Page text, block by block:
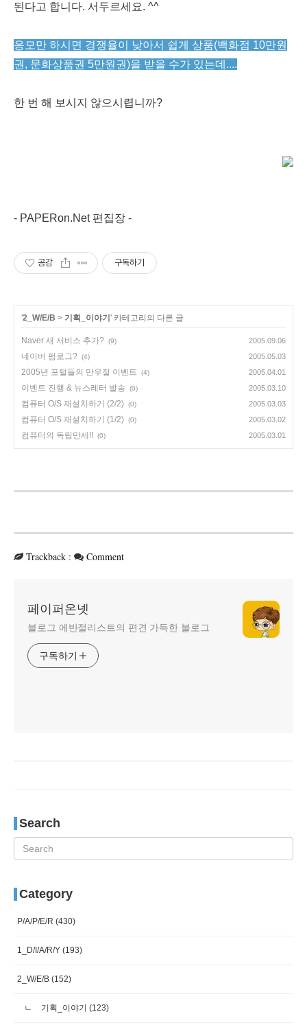
된다고 합니다. 서두르세요. ^^
응모만 하시면 경쟁율이 낮아서 쉽게 상품(백화점 10만원
권, 문화상품권 5만원권)을 받을 수가 있는데....
한 번 해 보시지 않으시렵니까?
- PAPERon.Net 편집장 -
공감 구독하기
'2_W/E/B > 기획_이야기 ' 카테고리의 다른 글
Naver 새 서비스 추가? (9) 2005.09.06
네이버 펌로그? (4) 2005.05.03
2005년 포털들의 만우절 이벤트 (4) 2005.04.01
이벤트 진행 & 뉴스레터 발송 (0) 2005.03.10
컴퓨터 O/S 재설치하기 (2/2) (0) 2005.03.03
컴퓨터 O/S 재설치하기 (1/2) (0) 2005.03.02
컴퓨터의 독립만세!! (0) 2005.03.01
Trackback : Comment
페이퍼온넷
블로그 에반절리스트의 편견 가득한 블로그
구독하기
Search
Category
P/A/P/E/R (430)
1_D/I/A/R/Y (193)
2_W/E/B (152)
기획_이야기 (123)